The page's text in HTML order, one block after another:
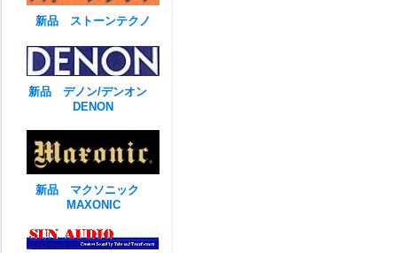
新品 ストーンテクノ
新品 デノン/デンオン
DENON
新品 マクソニック
MAXONIC